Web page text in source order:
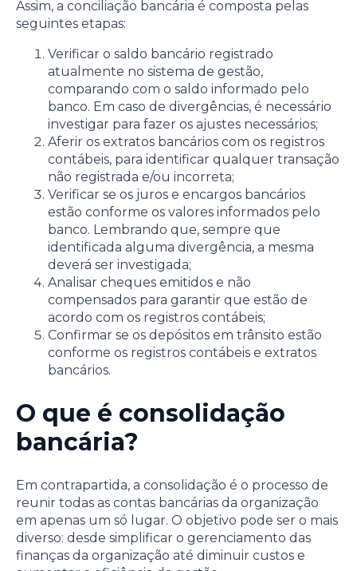
Assim, a conciliação bancária é composta pelas
seguintes etapas:
Verificar o saldo bancário registrado
atualmente no sistema de gestão,
comparando com o saldo informado pelo
banco. Em caso de divergências, é necessário
investigar para fazer os ajustes necessários;
Aferir os extratos bancários com os registros
contábeis, para identificar qualquer transação
não registrada e/ou incorreta;
Verificar se os juros e encargos bancários
estão conforme os valores informados pelo
banco. Lembrando que, sempre que
identificada alguma divergência, a mesma
deverá ser investigada;
Analisar cheques emitidos e não
compensados para garantir que estão de
acordo com os registros contábeis;
Confirmar se os depósitos em trânsito estão
conforme os registros contábeis e extratos
bancários.
O que é consolidação
bancária?
Em contrapartida, a consolidação é o processo de
reunir todas as contas bancárias da organização
em apenas um só lugar. O objetivo pode ser o mais
diverso: desde simplificar o gerenciamento das
finanças da organização até diminuir custos e